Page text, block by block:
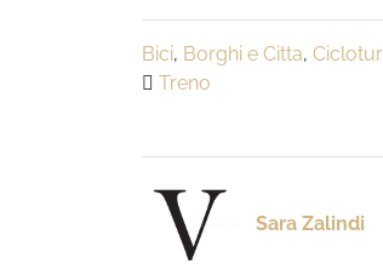
Bici, Borghi e Citta,
Treno
Sara Zalindi